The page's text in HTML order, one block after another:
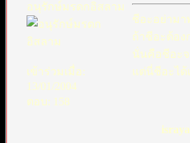
อนุรักษ์มรดกอิสลาม
เข้าร่วมเมื่อ:
13/01/2004
ตอบ: 158
ชีอะอย่ามา
ถ้าชีอะต้อง
นั่นคือชีอะจ
แต่นี่ชีอะได้